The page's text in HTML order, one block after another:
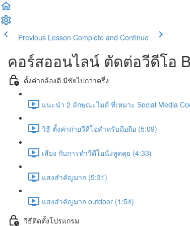
Previous Lesson Complete and Continue
คอร์สออนไลน์ ตัดต่อวีดีโอ
ตั้งค่ากล้องดี มีชัยไปกว่าครึ่ง
แนะนำ 2 ลักษณะไมค์ ที่เหมาะ Social Media
วิธี ตั้งค่าถ่ายวีดีโอสำหรับมือถือ (5:09)
เสียง กับการทำวีดีโอนั่งพูดคุย (4:33)
แสงสำคัญมาก (5:31)
แสงสำคัญมาก outdoor (1:54)
วิธีติดตั้งโปรแกรม